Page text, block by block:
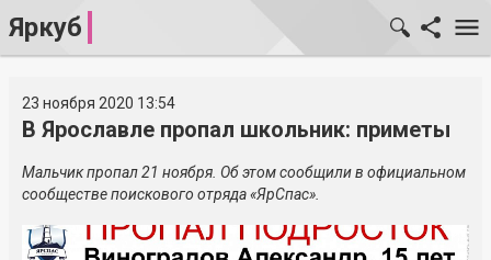
Яркуб
23 ноября 2020 13:54
В Ярославле пропал школьник: приметы
Мальчик пропал 21 ноября. Об этом сообщили в официальном
сообществе поискового отряда «ЯрСпас».